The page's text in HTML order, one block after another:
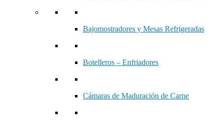
Bajomostradores y Mesas Refrigeradas
Botelleros – Enfriadores
Cámaras de Maduración de Carne